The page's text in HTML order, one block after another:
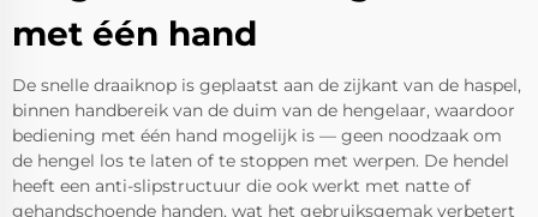
met één hand
De snelle draaiknop is geplaatst aan de zijkant van de haspel,
binnen handbereik van de duim van de hengelaar, waardoor
bediening met één hand mogelijk is — geen noodzaak om
de hengel los te laten of te stoppen met werpen. De hendel
heeft een anti-slipstructuur die ook werkt met natte of
gehandschoende handen, wat het gebruiksgemak verbetert